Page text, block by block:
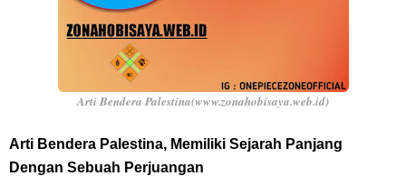
7 Fakta Elbaph One Piece, Menjadi Tempat Yang Sangat Ingin
Dikunjungi Usopp
7 Fakta Ivankov One Piece, Orang Yang Mampu Menipu Sensor
Arti Bendera Palestina(www.zonahobisaya.web.id)
Arti Bendera Palestina, Memiliki Sejarah Panjang
Dengan Sebuah Perjuangan